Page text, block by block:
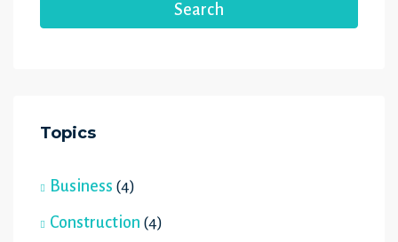
Search
Topics
Business (4)
Construction (4)